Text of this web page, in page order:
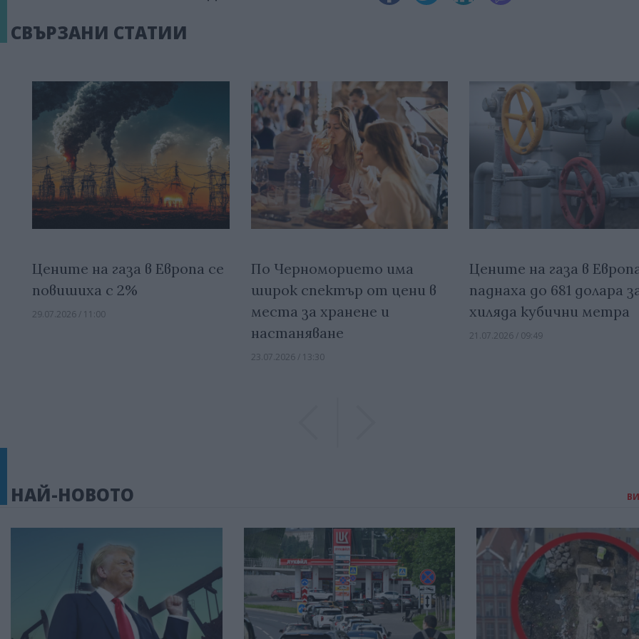
СВЪРЗАНИ СТАТИИ
Цените на газа в Европа се
повишиха с 2%
29.07.2026 / 11:00
По Черноморието има
широк спектър от цени в
места за хранене и
настаняване
23.07.2026 / 13:30
Цените на газа в
паднаха до 681 долара
хиляда кубични метра
21.07.2026 / 09:49
НАЙ-НОВОТО